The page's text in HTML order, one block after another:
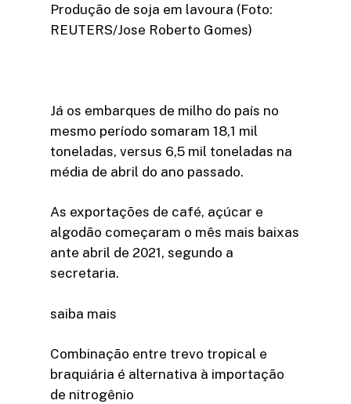
Produção de soja em lavoura (Foto:
REUTERS/Jose Roberto Gomes)
Já os embarques de milho do país no
mesmo período somaram 18,1 mil
toneladas, versus 6,5 mil toneladas na
média de abril do ano passado.
As exportações de café, açúcar e
algodão começaram o mês mais baixas
ante abril de 2021, segundo a
secretaria.
saiba mais
Combinação entre trevo tropical e
braquiária é alternativa à importação
de nitrogênio